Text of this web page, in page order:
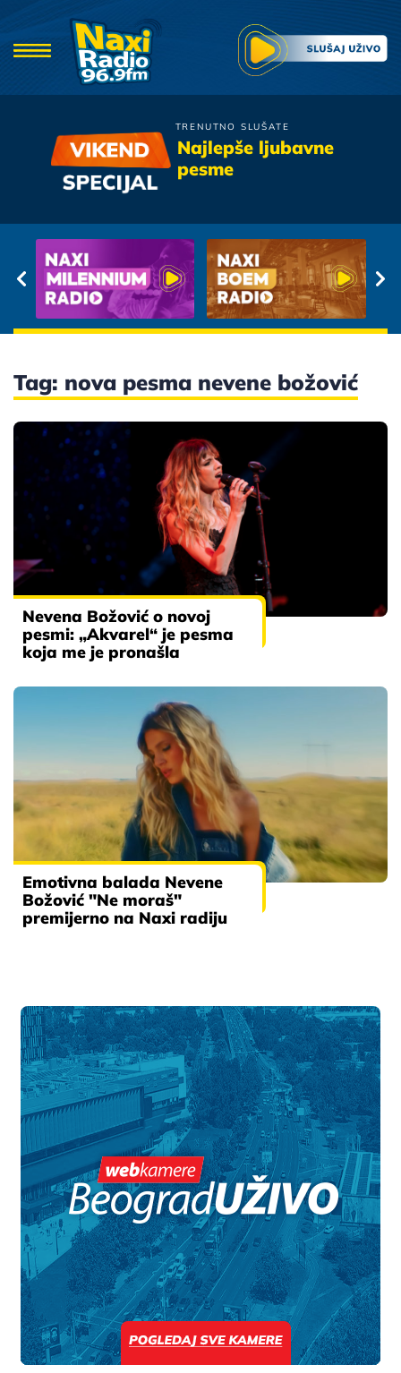
TRENUTNO SLUŠATE
Najlepše ljubavne
pesme
Zdravko Colic
Tag: nova pesma nevene božović
Nevena Božović o novoj
pesmi: „Akvarel“ je pesma
koja me je pronašla
Emotivna balada Nevene
Božović "Ne moraš"
premijerno na Naxi radiju